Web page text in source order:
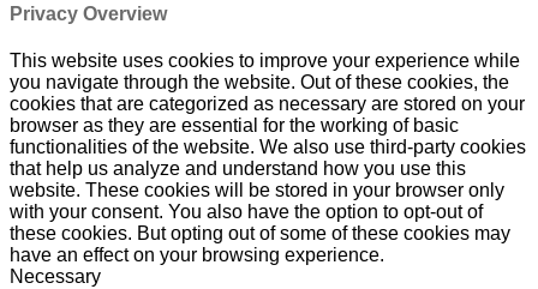
Privacy Overview
This website uses cookies to improve your experience while
you navigate through the website. Out of these cookies, the
cookies that are categorized as necessary are stored on your
browser as they are essential for the working of basic
functionalities of the website. We also use third-party cookies
that help us analyze and understand how you use this
website. These cookies will be stored in your browser only
with your consent. You also have the option to opt-out of
these cookies. But opting out of some of these cookies may
have an effect on your browsing experience.
Necessary